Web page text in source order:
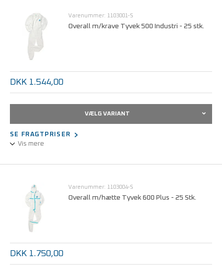
Antistatisk jf. EN1149-1.
Biologisk beskyttelse jf. EN14126:2003.
CE Kat. III Type 5 + 6.
Karton med 50 stk.
Varenummer: 1103001-S
Overall m/krave Tyvek 500 Industri - 25 stk.
DKK 1.544,00
VÆLG VARIANT
SE FRAGTPRISER
Vis mere
Varenummer: 1103004-S
Overall m/hætte Tyvek 600 Plus - 25 Stk.
DKK 1.750,00